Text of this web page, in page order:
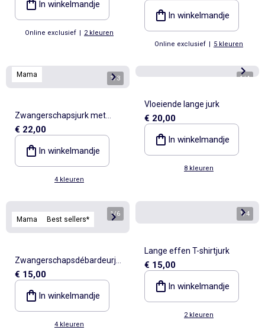
In winkelmandje
Online exclusief | 2 kleuren
In winkelmandje
Online exclusief | 5 kleuren
Mama 1/3
Zwangerschapsjurk met
gedraaide voorkant
€ 22,00
In winkelmandje
4 kleuren
1/4
Vloeiende lange jurk
€ 20,00
In winkelmandje
8 kleuren
Mama Best sellers*
1/6
Zwangerschapsdébardeurjur
k van ribstof
€ 15,00
In winkelmandje
4 kleuren
1/4
Lange effen T-shirtjurk
€ 15,00
In winkelmandje
2 kleuren